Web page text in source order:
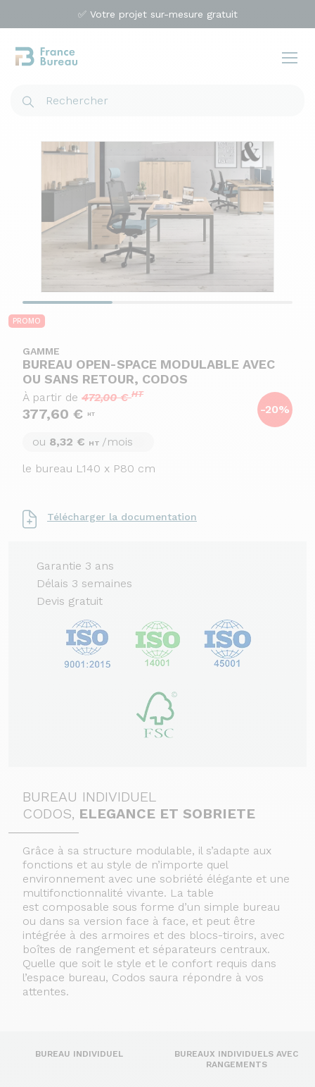
✅ Votre projet sur-mesure gratuit
PROMO
GAMME
BUREAU OPEN-SPACE MODULABLE AVEC
OU SANS RETOUR, CODOS
-20%
À partir de 472,00 €HT
377,60 € HT
ou 8,32 € HT /mois
le bureau L140 x P80 cm
Télécharger la documentation
Garantie 3 ans
Délais 3 semaines
Devis gratuit
BUREAU INDIVIDUEL
CODOS, ELEGANCE ET SOBRIETE
Grâce à sa structure modulable, il s’adapte aux
fonctions et au style de n’importe quel
environnement avec une sobriété élégante et une
multifonctionnalité vivante. La table
est composable sous forme d’un simple bureau
ou dans sa version face à face, et peut être
intégrée à des armoires et des blocs-tiroirs, avec
boîtes de rangement et séparateurs centraux.
Quelle que soit le style et le confort requis dans
l’espace bureau, Codos saura répondre à vos
attentes.
BUREAU INDIVIDUEL
BUREAUX INDIVIDUELS AVEC
RANGEMENTS